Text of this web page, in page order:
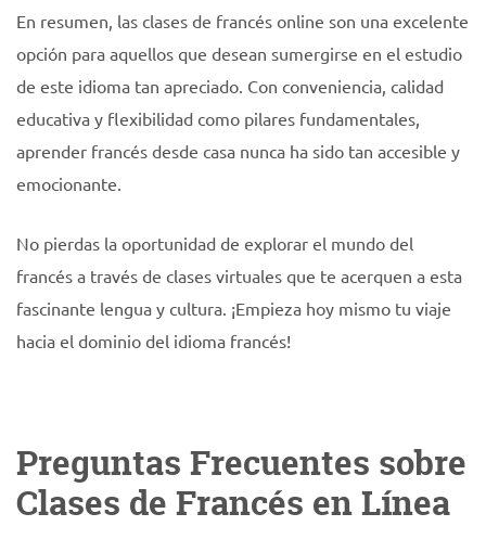
En resumen, las clases de francés online son una excelente
opción para aquellos que desean sumergirse en el estudio
de este idioma tan apreciado. Con conveniencia, calidad
educativa y flexibilidad como pilares fundamentales,
aprender francés desde casa nunca ha sido tan accesible y
emocionante.
No pierdas la oportunidad de explorar el mundo del
francés a través de clases virtuales que te acerquen a esta
fascinante lengua y cultura. ¡Empieza hoy mismo tu viaje
hacia el dominio del idioma francés!
Preguntas Frecuentes sobre
Clases de Francés en Línea